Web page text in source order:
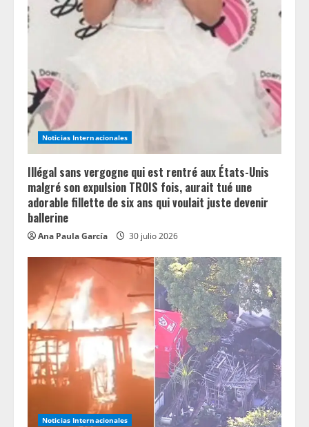
e
a
d
i
n
g Noticias Internacionales
Illégal sans vergogne qui est rentré aux États-Unis
malgré son expulsion TROIS fois, aurait tué une
adorable fillette de six ans qui voulait juste devenir
ballerine
Ana Paula García 30 julio 2026
Noticias Internacionales